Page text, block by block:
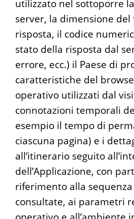
utilizzato nel sottoporre
server, la dimensione
risposta, il codice
stato della risposta dal
errore, ecc.) il Paese di
caratteristiche del
operativo utilizzati dal
connotazioni temporali
esempio il tempo di
ciascuna pagina) e i
all’itinerario seguito
dell’Applicazione, con
riferimento alla
consultate, ai parametri